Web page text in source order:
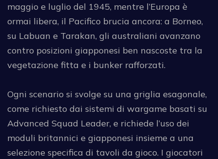
maggio e luglio del 1945, mentre l’Europa è
ormai libera, il Pacifico brucia ancora: a Borneo,
su Labuan e Tarakan, gli australiani avanzano
contro posizioni giapponesi ben nascoste tra la
vegetazione fitta e i bunker rafforzati.
Ogni scenario si svolge su una griglia esagonale,
come richiesto dai sistemi di wargame basati su
Advanced Squad Leader, e richiede l’uso dei
moduli britannici e giapponesi insieme a una
selezione specifica di tavoli da gioco. I giocatori